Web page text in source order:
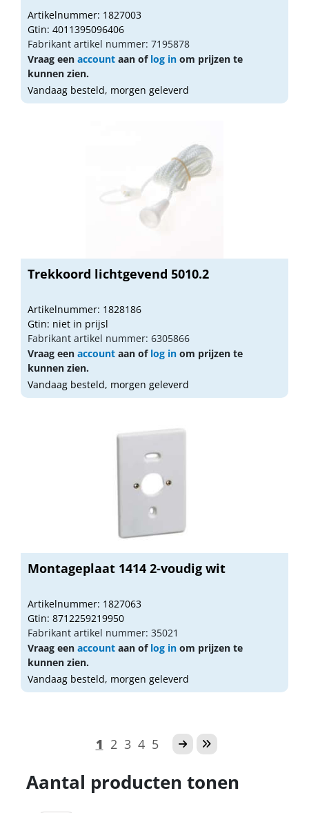
Artikelnummer: 1827003
Gtin: 4011395096406
Fabrikant artikel nummer: 7195878
Vraag een account aan of log in om prijzen te
kunnen zien.
Vandaag besteld, morgen geleverd
Trekkoord lichtgevend 5010.2
Artikelnummer: 1828186
Gtin: niet in prijsl
Fabrikant artikel nummer: 6305866
Vraag een account aan of log in om prijzen te
kunnen zien.
Vandaag besteld, morgen geleverd
Montageplaat 1414 2-voudig wit
Artikelnummer: 1827063
Gtin: 8712259219950
Fabrikant artikel nummer: 35021
Vraag een account aan of log in om prijzen te
kunnen zien.
Vandaag besteld, morgen geleverd
1 2 3 4 5
Aantal producten tonen